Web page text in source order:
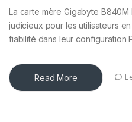
La carte mère Gigabyte B840M
judicieux pour les utilisateurs
fiabilité dans leur configuration
Read More